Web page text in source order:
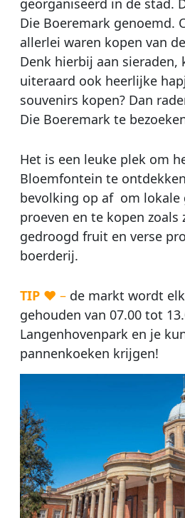
georganiseerd in de stad.
Die Boeremark genoemd.
allerlei waren kopen van
Denk hierbij aan sieraden,
uiteraard ook heerlijke
souvenirs kopen? Dan
Die Boeremark te
Het is een leuke plek om
Bloemfontein te
bevolking op af om lokale
proeven en te kopen zoals
gedroogd fruit en verse
boerderij.
TIP♥ –de markt wordt
gehouden van 07.00 tot
Langenhovenpark en je
pannenkoeken krijgen!